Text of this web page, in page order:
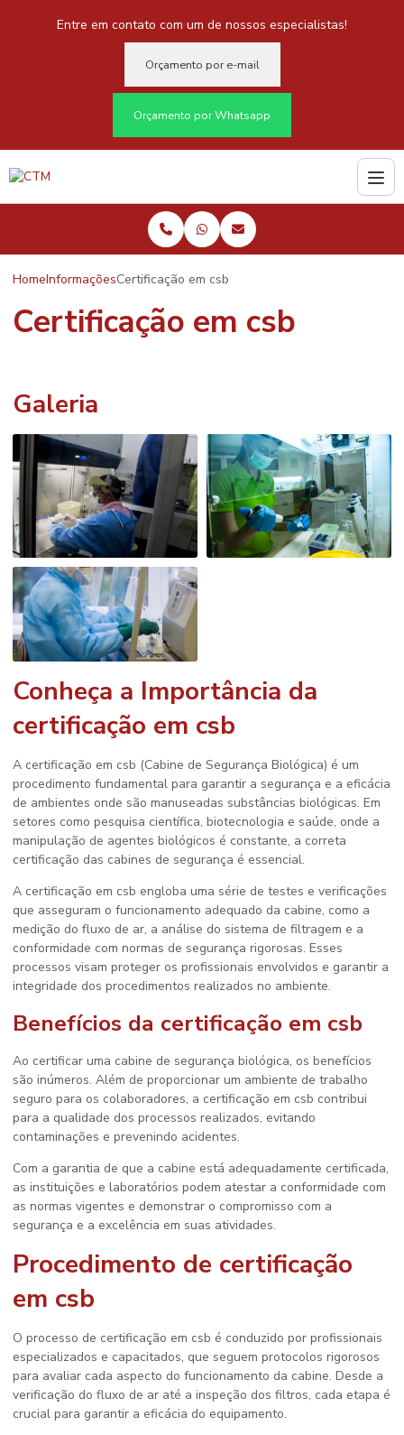
Entre em contato com um de nossos especialistas!
Orçamento por e-mail
Orçamento por Whatsapp
HomeInformaçõesCertificação em csb
Certificação em csb
Galeria
Conheça a Importância da
certificação em csb
A certificação em csb (Cabine de Segurança Biológica) é um
procedimento fundamental para garantir a segurança e a eficácia
de ambientes onde são manuseadas substâncias biológicas. Em
setores como pesquisa científica, biotecnologia e saúde, onde a
manipulação de agentes biológicos é constante, a correta
certificação das cabines de segurança é essencial.
A certificação em csb engloba uma série de testes e verificações
que asseguram o funcionamento adequado da cabine, como a
medição do fluxo de ar, a análise do sistema de filtragem e a
conformidade com normas de segurança rigorosas. Esses
processos visam proteger os profissionais envolvidos e garantir a
integridade dos procedimentos realizados no ambiente.
Benefícios da certificação em csb
Ao certificar uma cabine de segurança biológica, os benefícios
são inúmeros. Além de proporcionar um ambiente de trabalho
seguro para os colaboradores, a certificação em csb contribui
para a qualidade dos processos realizados, evitando
contaminações e prevenindo acidentes.
Com a garantia de que a cabine está adequadamente certificada,
as instituições e laboratórios podem atestar a conformidade com
as normas vigentes e demonstrar o compromisso com a
segurança e a excelência em suas atividades.
Procedimento de certificação
em csb
O processo de certificação em csb é conduzido por profissionais
especializados e capacitados, que seguem protocolos rigorosos
para avaliar cada aspecto do funcionamento da cabine. Desde a
verificação do fluxo de ar até a inspeção dos filtros, cada etapa é
crucial para garantir a eficácia do equipamento.